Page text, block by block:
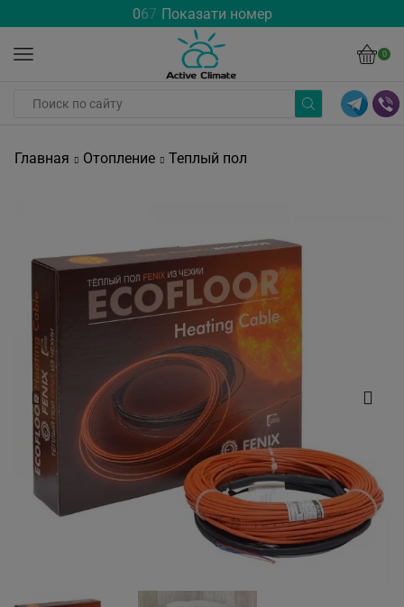
067 Показати номер
0
Главная Отопление Теплый пол